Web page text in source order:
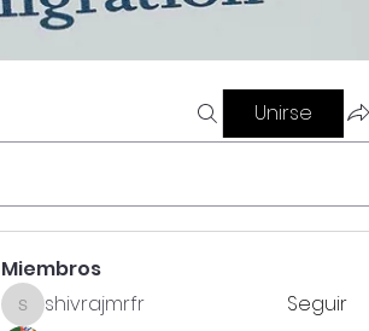
Unirse
Miembros
shivrajmrfr
shivrajmrfr
Seguir